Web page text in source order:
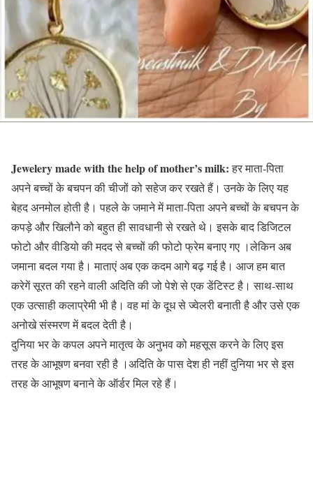
Jewelery made with the help of mother’s milk:हर माता-पिता
अपने बच्चों के बचपन की चीजों को सहेज कर रखते हैं। उनके के लिए यह
बेहद अनमोल होती है। पहले के जमाने में माता-पिता अपने बच्चों के बचपन के
कपड़े और खिलौने को बहुत ही सावधानी से रखते थे। इसके बाद डिजिटल
फोटो और वीडियो की मदद से बच्चों की फोटो फ्रेम बनाए गए ।लेकिन अब
जमाना बदल गया है। माताएं अब एक कदम आगे बढ़ गई है। आज हम बात
करेगें सूरत की रहने वाली अदिति की जो पेशे से एक डेंटिस्ट है। साथ-साथ
एक उत्साही कलाप्रेमी भी है। वह मां के दूध से ज्वेलरी बनाती है और उसे एक
अनोखे संस्मरण में बदल देती है।
दुनिया भर के कपल अपने मातृत्व के अनुभव को महसूस करने के लिए इस
तरह के आभूषण बनवा रही है ।अदिति के पास देश ही नहीं दुनिया भर से इस
तरह के आभूषण बनाने के ऑर्डर मिल रहे हैं।